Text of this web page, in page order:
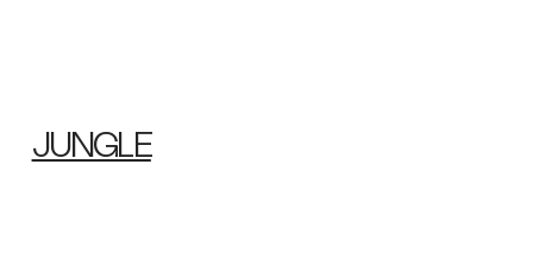
JUNGLE